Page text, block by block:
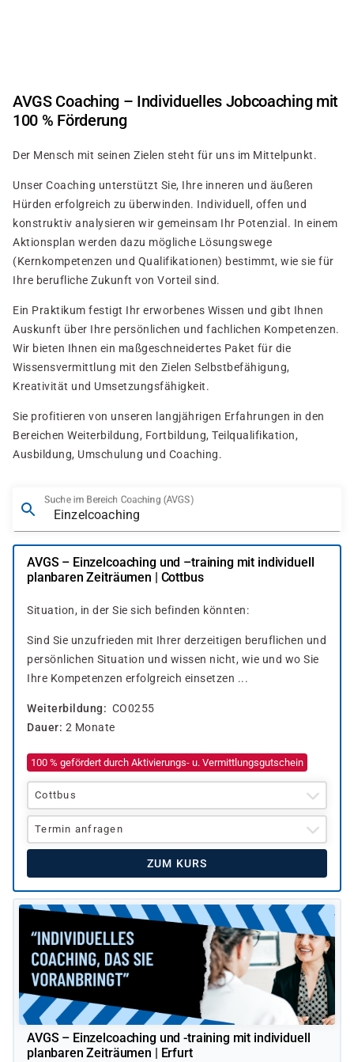
AVGS Coaching – Individuelles Jobcoaching mit
100 % Förderung
Der Mensch mit seinen Zielen steht für uns im Mittelpunkt.
Unser Coaching unterstützt Sie, Ihre inneren und äußeren
Hürden erfolgreich zu überwinden. Individuell, offen und
konstruktiv analysieren wir gemeinsam Ihr Potenzial. In einem
Aktionsplan werden dazu mögliche Lösungswege
(Kernkompetenzen und Qualifikationen) bestimmt, wie sie für
Ihre berufliche Zukunft von Vorteil sind.
Ein Praktikum festigt Ihr erworbenes Wissen und gibt Ihnen
Auskunft über Ihre persönlichen und fachlichen Kompetenzen.
Wir bieten Ihnen ein maßgeschneidertes Paket für die
Wissensvermittlung mit den Zielen Selbstbefähigung,
Kreativität und Umsetzungsfähigkeit.
Sie profitieren von unseren langjährigen Erfahrungen in den
Bereichen Weiterbildung, Fortbildung, Teilqualifikation,
Ausbildung, Umschulung und Coaching.
Suche im Bereich Coaching (AVGS)
AVGS – Einzelcoaching und –training mit individuell
planbaren Zeiträumen | Cottbus
Situation, in der Sie sich befinden könnten:
Sind Sie unzufrieden mit Ihrer derzeitigen beruflichen und
persönlichen Situation und wissen nicht, wie und wo Sie
Ihre Kompetenzen erfolgreich einsetzen ...
Weiterbildung
CO0255
Dauer 2 Monate
100 % gefördert durch Aktivierungs- u. Vermittlungsgutschein
Cottbus
Termin anfragen
ZUM KURS
AVGS – Einzelcoaching und -training mit individuell
planbaren Zeiträumen | Erfurt